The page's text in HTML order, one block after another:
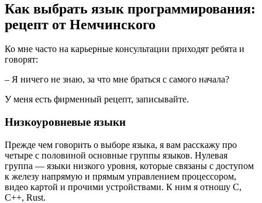
Как выбрать язык программирования:
рецепт от Немчинского
Ко мне часто на карьерные консультации приходят ребята и
говорят:
– Я ничего не знаю, за что мне браться с самого начала?
У меня есть фирменный рецепт, записывайте.
Низкоуровневые языки
Прежде чем говорить о выборе языка, я вам расскажу про
четыре с половиной основные группы языков. Нулевая
группа — языки низкого уровня, которые связаны с доступом
к железу напрямую и прямым управлением процессором,
видео картой и прочими устройствами. К ним я отношу С,
С++, Rust.